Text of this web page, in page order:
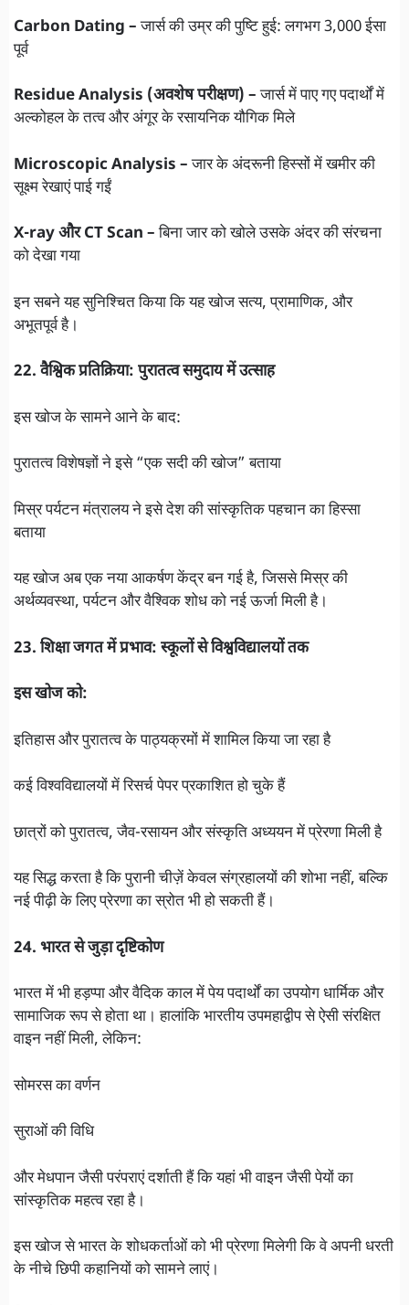
Carbon Dating –जार्स की उम्र की पुष्टि हुई: लगभग 3,000 ईसा
पूर्व
Residue Analysis (अवशेष परीक्षण) –जार्स में पाए गए पदार्थों में
अल्कोहल के तत्व और अंगूर के रसायनिक यौगिक मिले
Microscopic Analysis –जार के अंदरूनी हिस्सों में खमीर की
सूक्ष्म रेखाएं पाई गईं
X-ray और CT Scan –बिना जार को खोले उसके अंदर की संरचना
को देखा गया
इन सबने यह सुनिश्चित किया कि यह खोज सत्य, प्रामाणिक, और
अभूतपूर्व है।
22. वैश्विक प्रतिक्रिया: पुरातत्व समुदाय में उत्साह
इस खोज के सामने आने के बाद:
पुरातत्व विशेषज्ञों ने इसे “एक सदी की खोज” बताया
मिस्र पर्यटन मंत्रालय ने इसे देश की सांस्कृतिक पहचान का हिस्सा
बताया
यह खोज अब एक नया आकर्षण केंद्र बन गई है, जिससे मिस्र की
अर्थव्यवस्था, पर्यटन और वैश्विक शोध को नई ऊर्जा मिली है।
23. शिक्षा जगत में प्रभाव: स्कूलों से विश्वविद्यालयों तक
इस खोज को:
इतिहास और पुरातत्व के पाठ्यक्रमों में शामिल किया जा रहा है
कई विश्वविद्यालयों में रिसर्च पेपर प्रकाशित हो चुके हैं
छात्रों को पुरातत्व, जैव-रसायन और संस्कृति अध्ययन में प्रेरणा मिली है
यह सिद्ध करता है कि पुरानी चीज़ें केवल संग्रहालयों की शोभा नहीं, बल्कि
नई पीढ़ी के लिए प्रेरणा का स्रोत भी हो सकती हैं।
24. भारत से जुड़ा दृष्टिकोण
भारत में भी हड़प्पा और वैदिक काल में पेय पदार्थों का उपयोग धार्मिक और
सामाजिक रूप से होता था। हालांकि भारतीय उपमहाद्वीप से ऐसी संरक्षित
वाइन नहीं मिली, लेकिन:
सोमरस का वर्णन
सुराओं की विधि
और मेधपान जैसी परंपराएं दर्शाती हैं कि यहां भी वाइन जैसी पेयों का
सांस्कृतिक महत्व रहा है।
इस खोज से भारत के शोधकर्ताओं को भी प्रेरणा मिलेगी कि वे अपनी धरती
के नीचे छिपी कहानियों को सामने लाएं।